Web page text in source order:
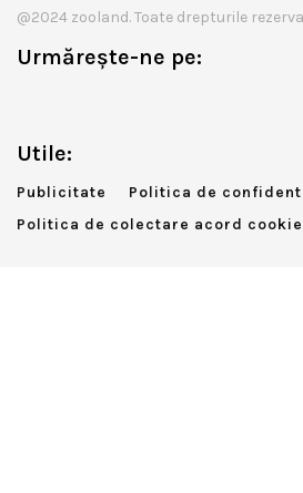
@2024 zooland. Toate drepturile
Urmărește-ne pe:
Utile:
Publicitate
Politica de
Politica de colectare acord cookie